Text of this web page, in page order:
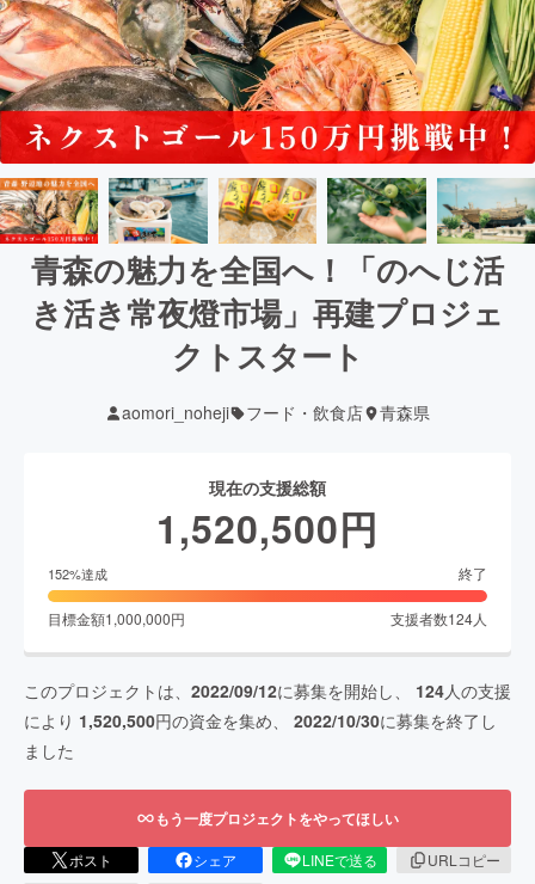
青森の魅力を全国へ！「のへじ活
き活き常夜燈市場」再建プロジェ
クトスタート
aomori_noheji フード・飲食店 青森県
現在の支援総額
1,520,500円
152%達成 終了
目標金額1,000,000円 支援者数124人
このプロジェクトは、 2022/09/12に募集を開始し、 124人の支援
により 1,520,500円の資金を集め、 2022/10/30に募集を終了し
ました
もう一度プロジェクトをやってほしい
ポスト シェア LINEで送る
URLコピー